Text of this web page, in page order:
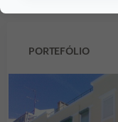
PORTEFÓLIO